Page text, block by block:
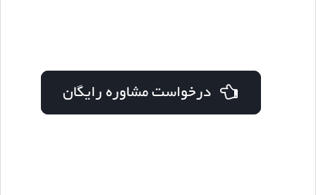
درخواست مشاوره رایگان